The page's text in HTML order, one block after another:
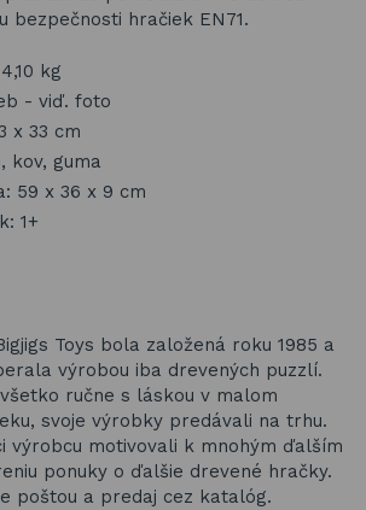
bezpečnosti hračiek EN71.
kg
- viď. foto
x 33 cm
kov, guma
59 x 36 x 9 cm
1+
Toys bola založená roku 1985 a
výrobou iba drevených puzzlí.
ručne s láskou v malom
svoje výrobky predávali na trhu.
výrobcu motivovali k mnohým ďalším
ponuky o ďalšie drevené hračky.
poštou a predaj cez katalóg.